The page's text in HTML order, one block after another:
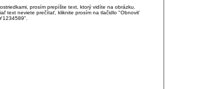
prosím prepíšte text, ktorý vidíte na obrázku.
text neviete prečítať, kliknite prosím na tlačidlo "Obnoviť